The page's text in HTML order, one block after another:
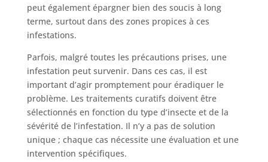
peut également épargner bien des soucis à long
terme, surtout dans des zones propices à ces
infestations.
Parfois, malgré toutes les précautions prises, une
infestation peut survenir. Dans ces cas, il est
important d’agir promptement pour éradiquer le
problème. Les traitements curatifs doivent être
sélectionnés en fonction du type d’insecte et de la
sévérité de l’infestation. Il n’y a pas de solution
unique ; chaque cas nécessite une évaluation et une
intervention spécifiques.